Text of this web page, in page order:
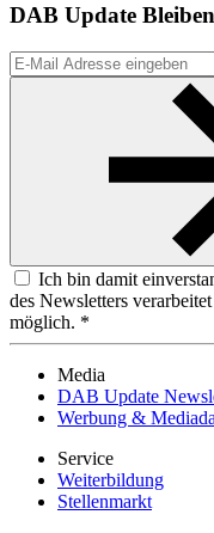
DAB Update
Ich bin damit
des Newsletters
möglich. *
Media
DAB Update
Werbung &
Service
Weiterbildung
Stellenmarkt